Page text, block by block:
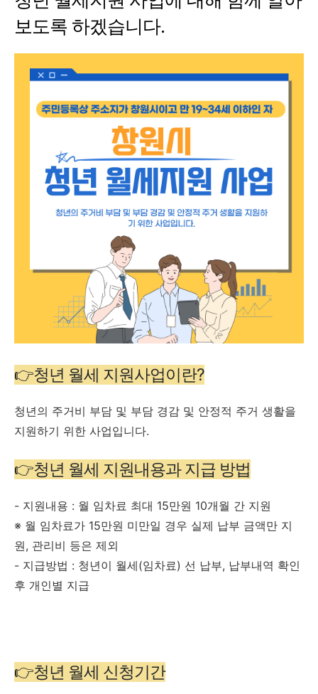
보도록 하겠습니다.
👉청년 월세 지원사업이란?
청년의 주거비 부담 및 부담 경감 및 안정적 주거 생활을
지원하기 위한 사업입니다.
👉청년 월세 지원내용과 지급 방법
- 지원내용 : 월 임차료 최대 15만원 10개월 간 지원
※ 월 임차료가 15만원 미만일 경우 실제 납부 금액만 지
원, 관리비 등은 제외
- 지급방법 : 청년이 월세(임차료) 선 납부, 납부내역 확인
후 개인별 지급
👉청년 월세 신청기간